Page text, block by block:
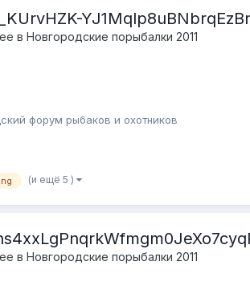
в Новгородские порыбалки 2011
форум рыбаков и охотников
(и ещё 5 )
в Новгородские порыбалки 2011